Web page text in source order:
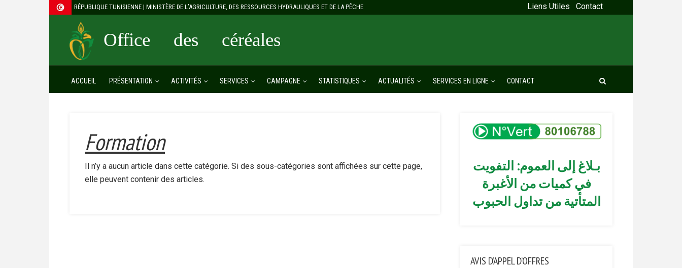
RÉPUBLIQUE TUNISIENNE | MINISTÈRE DE L’AGRICULTURE, DES RESSOURCES HYDRAULIQUES ET DE LA PÊCHE Liens Utiles Contact
Office des céréales
ACCUEIL PRÉSENTATION ACTIVITÉS SERVICES CAMPAGNE STATISTIQUES ACTUALITÉS SERVICES EN LIGNE CONTACT
Formation
Il n’y a aucun article dans cette catégorie. Si des sous-catégories sont affichées sur cette page,
elle peuvent contenir des articles.
بـلاغ إلى العموم: التفويت
في كميات من الأغبرة
المتأتية من تداول الحبوب
AVIS D’APPEL D’OFFRES